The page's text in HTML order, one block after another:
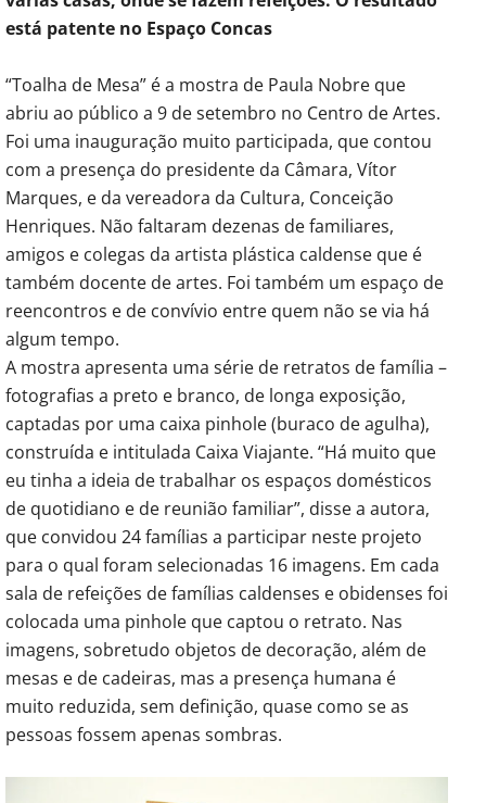
está patente no Espaço Concas
“Toalha de Mesa” é a mostra de Paula Nobre que
abriu ao público a 9 de setembro no Centro de Artes.
Foi uma inauguração muito participada, que contou
com a presença do presidente da Câmara, Vítor
Marques, e da vereadora da Cultura, Conceição
Henriques. Não faltaram dezenas de familiares,
amigos e colegas da artista plástica caldense que é
também docente de artes. Foi também um espaço de
reencontros e de convívio entre quem não se via há
algum tempo.
A mostra apresenta uma série de retratos de família –
fotografias a preto e branco, de longa exposição,
captadas por uma caixa pinhole (buraco de agulha),
construída e intitulada Caixa Viajante. “Há muito que
eu tinha a ideia de trabalhar os espaços domésticos
de quotidiano e de reunião familiar”, disse a autora,
que convidou 24 famílias a participar neste projeto
para o qual foram selecionadas 16 imagens. Em cada
sala de refeições de famílias caldenses e obidenses foi
colocada uma pinhole que captou o retrato. Nas
imagens, sobretudo objetos de decoração, além de
mesas e de cadeiras, mas a presença humana é
muito reduzida, sem definição, quase como se as
pessoas fossem apenas sombras.